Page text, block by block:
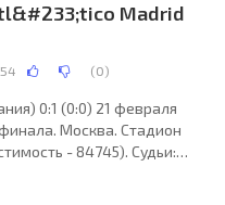
Madrid
(0)
0:1 (0:0) 21 февраля
финала. Москва. Стадион
- 84745). Судьи:
Гингуляк (Румыния).